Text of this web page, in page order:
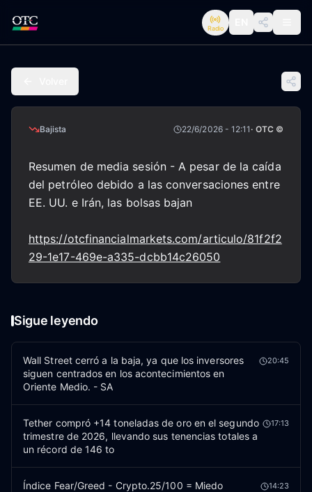
Radio
Bajista 22/6/2026 - 12:11 · OTC ©
Resumen de media sesión - A pesar de la caída
del petróleo debido a las conversaciones entre
EE. UU. e Irán, las bolsas bajan
https://otcfinancialmarkets.com/articulo/81f2f2
29-1e17-469e-a335-dcbb14c26050
Sigue leyendo
Wall Street cerró a la baja, ya que los inversores
siguen centrados en los acontecimientos en
Oriente Medio. - SA
20:45
Tether compró +14 toneladas de oro en el segundo
trimestre de 2026, llevando sus tenencias totales a
un récord de 146 to
17:13
Índice Fear/Greed - Crypto.25/100 = Miedo 14:23